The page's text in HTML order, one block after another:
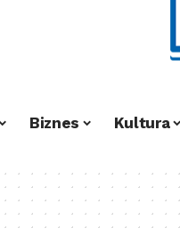
Biznes Kultura